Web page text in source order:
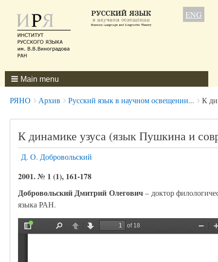
ENG
Main menu
Breadcrumbs
You
РЯНО Архив Русский язык в научном освещении... К
К динамике узуса (язык Пушкина и
Д. О. Добровольский
2001. № 1 (1), 161-178
Добровольский Дмитрий Олегович– доктор
языка РАН.